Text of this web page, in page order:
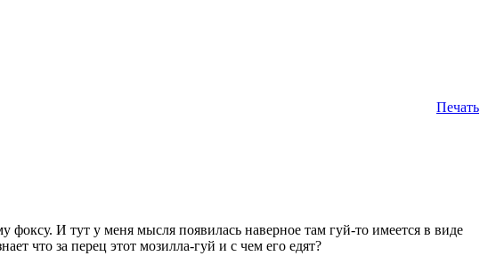
Печать
фоксу. И тут у меня мысля появилась наверное там гуй-то имеется в виде
что за перец этот мозилла-гуй и с чем его едят?